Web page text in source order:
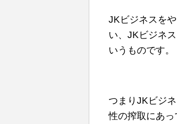
JKビジネスを
い、JKビジネ
いうものです。
つまりJKビジ
性の搾取にあ